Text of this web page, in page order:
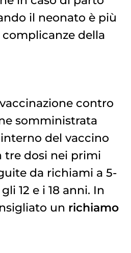
il neonato è più
della
vaccinazione contro
somministrata
del vaccino
tre dosi nei primi
da richiami a 5-
12 e i 18 anni. In
un richiamo